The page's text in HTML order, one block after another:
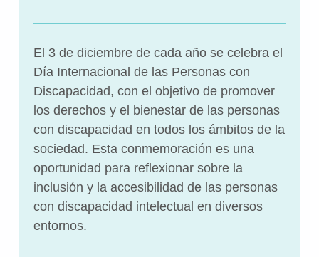
El 3 de diciembre de cada año se celebra el
Día Internacional de las Personas con
Discapacidad, con el objetivo de promover
los derechos y el bienestar de las personas
con discapacidad en todos los ámbitos de la
sociedad. Esta conmemoración es una
oportunidad para reflexionar sobre la
inclusión y la accesibilidad de las personas
con discapacidad intelectual en diversos
entornos.